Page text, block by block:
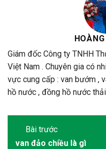
Giám đốc Công ty TNHH
Việt Nam . Chuyên gia có
vực cung cấp : van bướm ,
hồ nước , đồng hồ nước
van đảo chiều là gì